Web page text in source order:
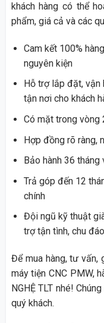
khách hàng có thể
phẩm, giá cả và các
Cam kết 100%
nguyên kiện
Hỗ trợ lắp đặt, vận
tận nơi cho khách
Có mặt trong vòng
Hợp đồng rõ ràng,
Bảo hành 36
Trả góp đến 12
chính
Đội ngũ kỹ thuật
trợ tận tình, chu
Để mua hàng, tư vấn,
máy tiện CNC PMW,
NGHỆ TLT nhé!
quý khách.